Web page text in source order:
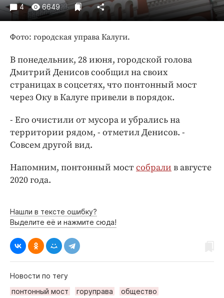
Праздники
Происшествия
Спорт
ПРОЕКТЫ
Блоги
Издания
Медиаперсона
Интересное чтиво
Клиника года
Бренд года
Работодатель года
4 6649
Фото: городская управа Калуги.
В понедельник, 28 июня, городской голова
Дмитрий Денисов сообщил на своих
страницах в соцсетях, что понтонный мост
через Оку в Калуге привели в порядок.
- Его очистили от мусора и убрались на
территории рядом, - отметил Денисов. -
Совсем другой вид.
Напомним, понтонный мост собрали в августе
2020 года.
Нашли в тексте ошибку?
Выделите её и нажмите сюда!
Новости по тегу
понтонный мост
горуправа общество